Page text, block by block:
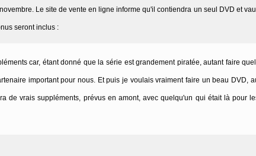
Le site de vente en ligne informe qu'il contiendra un seul DVD et
seront inclus :
car, étant donné que la série est grandement piratée, autant faire
important pour nous. Et puis je voulais vraiment faire un beau DVD,
de vrais suppléments, prévus en amont, avec quelqu'un qui était là pour